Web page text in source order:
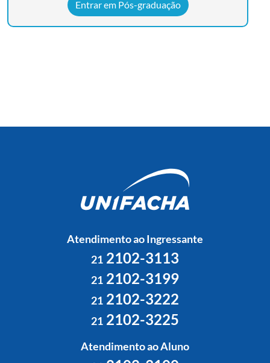
Atendimento ao Ingressante
212102-3113
212102-3199
212102-3222
212102-3225
Atendimento ao Aluno